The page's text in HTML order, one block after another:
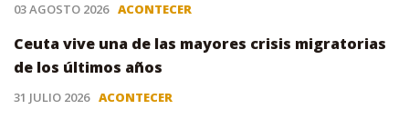
03 AGOSTO 2026 ACONTECER
Ceuta vive una de las mayores crisis migratorias
de los últimos años
31 JULIO 2026 ACONTECER